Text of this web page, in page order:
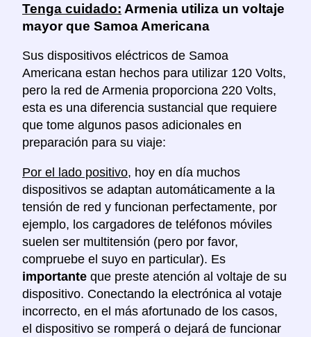
Tenga cuidado: Armenia utiliza un voltaje
mayor que Samoa Americana
Sus dispositivos eléctricos de Samoa
Americana estan hechos para utilizar 120 Volts,
pero la red de Armenia proporciona 220 Volts,
esta es una diferencia sustancial que requiere
que tome algunos pasos adicionales en
preparación para su viaje:
Por el lado positivo, hoy en día muchos
dispositivos se adaptan automáticamente a la
tensión de red y funcionan perfectamente, por
ejemplo, los cargadores de teléfonos móviles
suelen ser multitensión (pero por favor,
compruebe el suyo en particular). Es
importante que preste atención al voltaje de su
dispositivo. Conectando la electrónica al votaje
incorrecto, en el más afortunado de los casos,
el dispositivo se romperá o dejará de funcionar